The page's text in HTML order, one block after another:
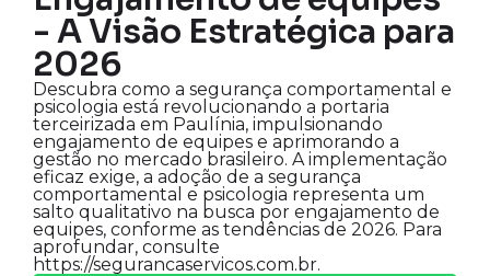
- A Visão Estratégica para
2026
Descubra como a segurança comportamental e
psicologia está revolucionando a portaria
terceirizada em Paulínia, impulsionando
engajamento de equipes e aprimorando a
gestão no mercado brasileiro. A implementação
eficaz exige, a adoção de a segurança
comportamental e psicologia representa um
salto qualitativo na busca por engajamento de
equipes, conforme as tendências de 2026. Para
aprofundar, consulte
https://segurancaservicos.com.br.